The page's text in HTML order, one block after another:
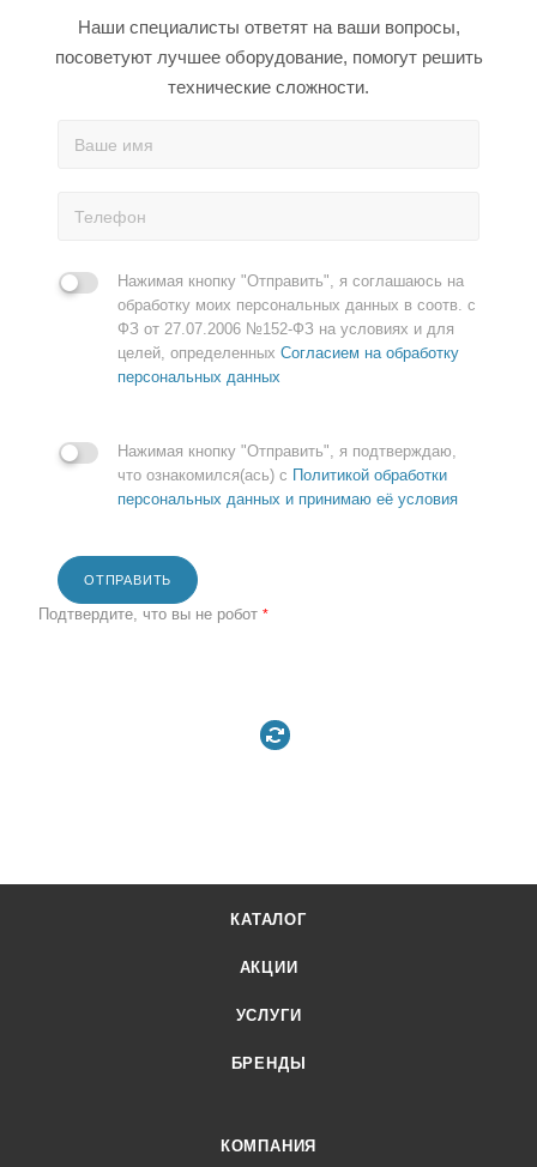
Наши специалисты ответят на ваши вопросы,
посоветуют лучшее оборудование, помогут решить
технические сложности.
Нажимая кнопку "Отправить", я соглашаюсь на
обработку моих персональных данных в соотв. с
ФЗ от 27.07.2006 №152-ФЗ на условиях и для
целей, определенных Согласием на обработку
персональных данных
Нажимая кнопку "Отправить", я подтверждаю,
что ознакомился(ась) с Политикой обработки
персональных данных и принимаю её условия
ОТПРАВИТЬ
Подтвердите, что вы не робот *
КАТАЛОГ
АКЦИИ
УСЛУГИ
БРЕНДЫ
КОМПАНИЯ